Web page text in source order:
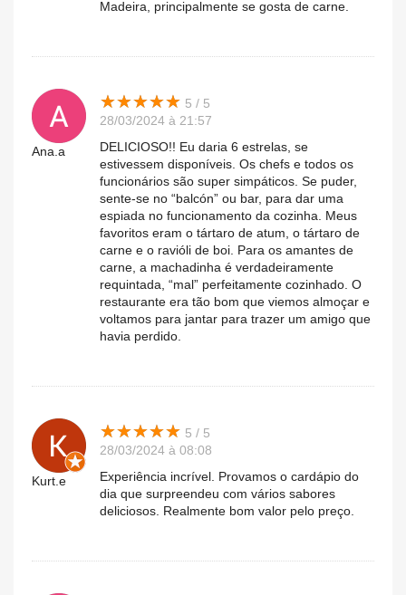
Madeira, principalmente se gosta de carne.
Ana.a
★★★★★
★★★★★ 5 / 5
28/03/2024 à 21:57
DELICIOSO!! Eu daria 6 estrelas, se
estivessem disponíveis. Os chefs e todos os
funcionários são super simpáticos. Se puder,
sente-se no “balcón” ou bar, para dar uma
espiada no funcionamento da cozinha. Meus
favoritos eram o tártaro de atum, o tártaro de
carne e o ravióli de boi. Para os amantes de
carne, a machadinha é verdadeiramente
requintada, “mal” perfeitamente cozinhado. O
restaurante era tão bom que viemos almoçar e
voltamos para jantar para trazer um amigo que
havia perdido.
Kurt.e
★★★★★
★★★★★ 5 / 5
28/03/2024 à 08:08
Experiência incrível. Provamos o cardápio do
dia que surpreendeu com vários sabores
deliciosos. Realmente bom valor pelo preço.